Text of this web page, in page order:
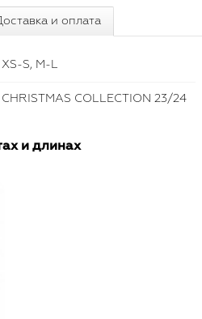
и оплата
XS-S, M-L
CHRISTMAS COLLECTION 23/24
и длинах